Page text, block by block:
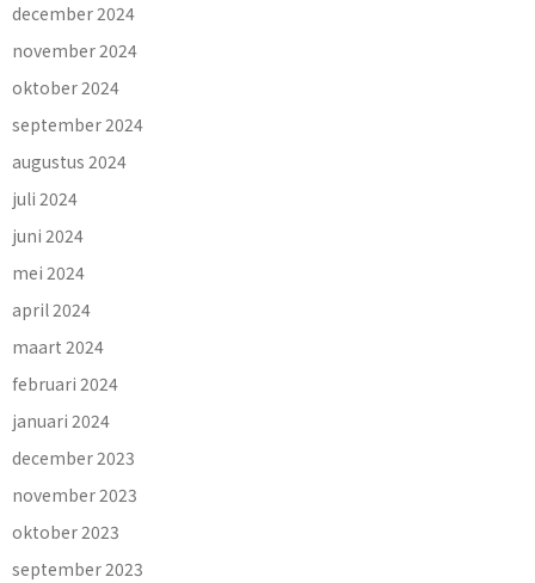
december 2024
november 2024
oktober 2024
september 2024
augustus 2024
juli 2024
juni 2024
mei 2024
april 2024
maart 2024
februari 2024
januari 2024
december 2023
november 2023
oktober 2023
september 2023